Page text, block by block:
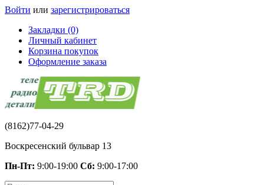
Войти или зарегистрироваться
Закладки (0)
Личный кабинет
Корзина покупок
Оформление заказа
(8162)77-04-29
Воскресенский бульвар 13
Пн-Пт: 9:00-19:00 Сб: 9:00-17:00